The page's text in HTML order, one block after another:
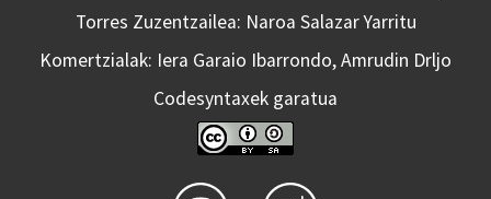
Torres Zuzentzailea: Naroa Salazar Yarritu
Komertzialak: Iera Garaio Ibarrondo, Amrudin Drljo
Codesyntaxek garatua